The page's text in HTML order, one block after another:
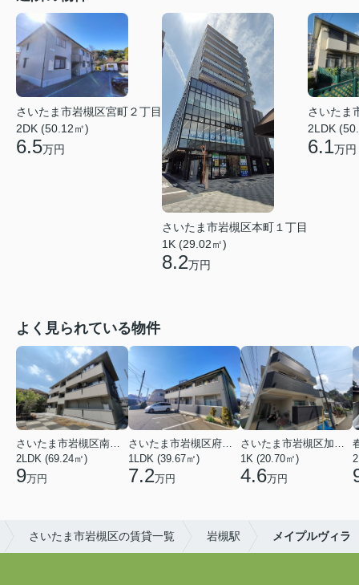
さいたま市岩槻区宮町２丁目
2DK (50.12㎡)
6.5万円
さいたま市岩槻区本町１丁目
1K (29.02㎡)
8.2万円
さいたま
2LDK
6.1万円
よく見られている物件
2LDK (69.24㎡)
9万円
1LDK (39.67㎡)
7.2万円
1K (20.70㎡)
4.6万円
さいたま市岩槻区の賃貸一覧 岩槻駅 メイプルヴィラ